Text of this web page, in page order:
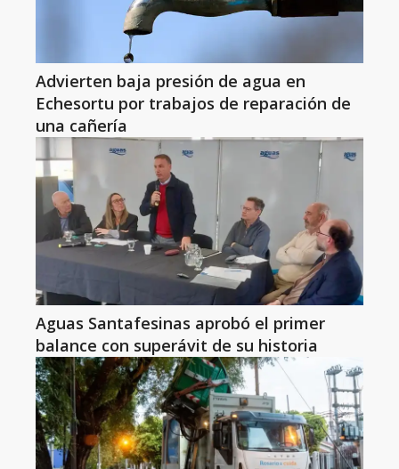
Advierten baja presión de agua en
Echesortu por trabajos de reparación de
una cañería
Aguas Santafesinas aprobó el primer
balance con superávit de su historia